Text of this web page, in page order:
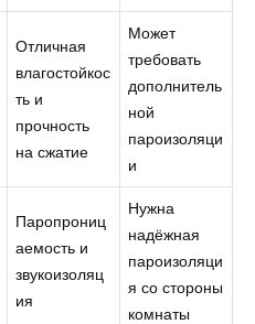
Отличная
влагостойкос
ть и
прочность
на сжатие
Может
требовать
дополнитель
ной
пароизоляци
и
Паропрониц
аемость и
звукоизоляц
ия
Нужна
надёжная
пароизоляци
я со стороны
комнаты